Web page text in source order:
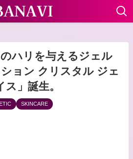
ハリを与えるジェル
ョン クリスタル ジェ
」誕生。
SKINCARE